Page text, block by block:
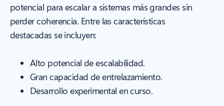
potencial para escalar a sistemas más grandes sin
perder coherencia. Entre las características
destacadas se incluyen:
Alto potencial de escalabilidad.
Gran capacidad de entrelazamiento.
Desarrollo experimental en curso.